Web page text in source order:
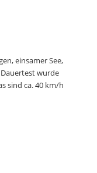
einsamer See,
wurde
sind ca. 40 km/h